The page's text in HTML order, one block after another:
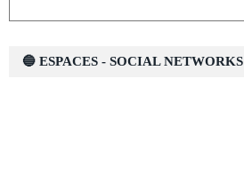
🔵 ESPACES - SOCIAL NETWORKS